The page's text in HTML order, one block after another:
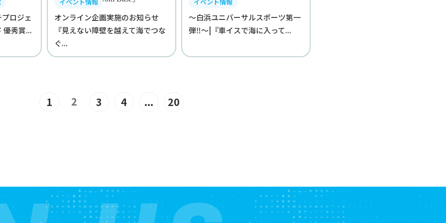
ロジェ
優秀賞...
オンライン企画実施のお知らせ
『見えない障壁を越えて海でつな
ぐ...
～白浜ユニバーサルスポーツ第一
弾‼︎～|『車イスで海に入って...
1 2 3 4 ... 20